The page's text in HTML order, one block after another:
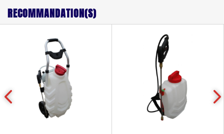
RECOMMANDATION(S)